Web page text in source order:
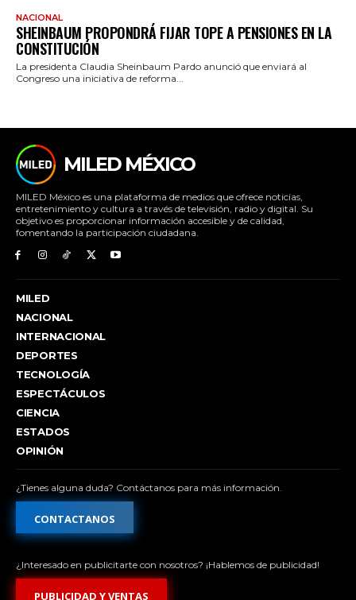
NACIONAL
SHEINBAUM PROPONDRÁ FIJAR TOPE A PENSIONES EN LA
CONSTITUCIÓN
La presidenta Claudia Sheinbaum Pardo anunció que enviará al
Congreso una iniciativa de reforma...
MILED MÉXICO
MILED México es una plataforma de medios que ofrece noticias,
entretenimiento y cultura a través de televisión, radio y digital. Su
objetivo es proporcionar información accesible y de calidad,
fomentando la participación ciudadana.
MILED
NACIONAL
INTERNACIONAL
DEPORTES
TECNOLOGÍA
ESPECTÁCULOS
CIENCIA
ESTADOS
OPINIÓN
¿Tienes alguna duda? Contáctanos para más información.
CONTACTANOS
¿Interesado en publicitarte con nosotros? ¡Hablemos de publicidad!
PUBLICIDAD Y VENTAS